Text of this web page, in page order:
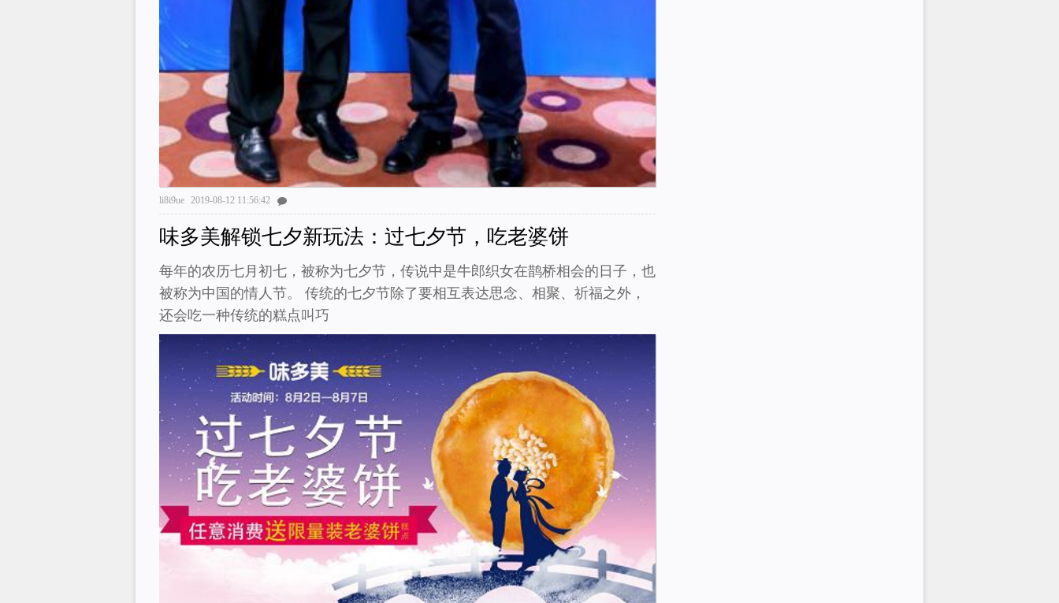
li8i9ue 2019-08-12 11:56:42
味多美解锁七夕新玩法：过七夕节，吃老婆饼
每年的农历七月初七，被称为七夕节，传说中是牛郎织女在鹊桥相会的日子，也
被称为中国的情人节。 传统的七夕节除了要相互表达思念、相聚、祈福之外，
还会吃一种传统的糕点叫巧